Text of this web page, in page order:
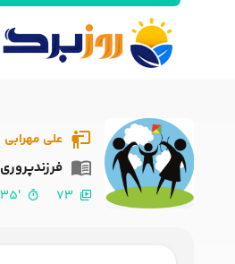
علی مهرابی
فرزندپروری
73
'1435